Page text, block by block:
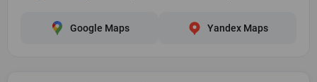
Google Maps Yandex Maps